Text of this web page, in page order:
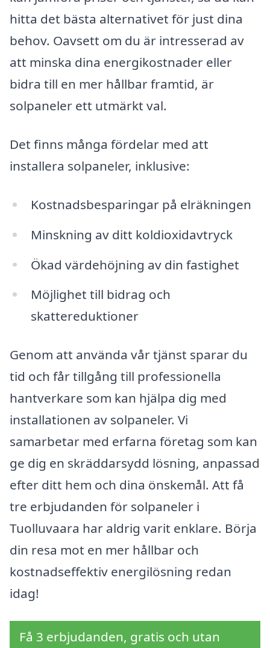
hitta det bästa alternativet för just dina
behov. Oavsett om du är intresserad av
att minska dina energikostnader eller
bidra till en mer hållbar framtid, är
solpaneler ett utmärkt val.
Det finns många fördelar med att
installera solpaneler, inklusive:
Kostnadsbesparingar på elräkningen
Minskning av ditt koldioxidavtryck
Ökad värdehöjning av din fastighet
Möjlighet till bidrag och
skattereduktioner
Genom att använda vår tjänst sparar du
tid och får tillgång till professionella
hantverkare som kan hjälpa dig med
installationen av solpaneler. Vi
samarbetar med erfarna företag som kan
ge dig en skräddarsydd lösning, anpassad
efter ditt hem och dina önskemål. Att få
tre erbjudanden för solpaneler i
Tuolluvaara har aldrig varit enklare. Börja
din resa mot en mer hållbar och
kostnadseffektiv energilösning redan
idag!
Få 3 erbjudanden, gratis och utan